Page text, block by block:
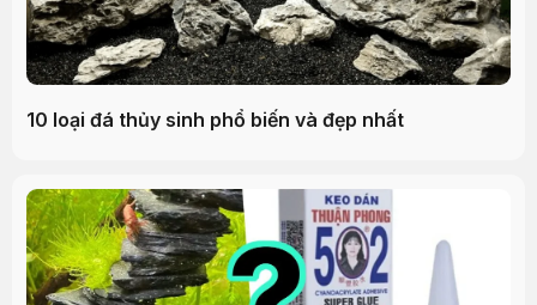
10 loại đá thủy sinh phổ biến và đẹp nhất